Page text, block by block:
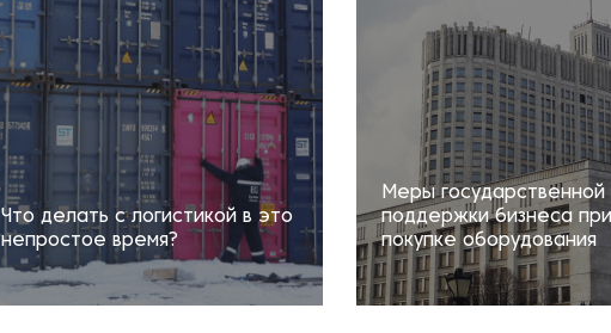
Что делать с логистикой в это
непростое время?
Меры государственной
поддержки бизнеса при
покупке оборудования